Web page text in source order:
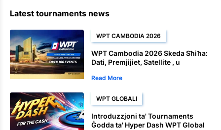
Latest tournaments news
WPT CAMBODIA 2026
WPT Cambodia 2026 Skeda Sħiħa:
Dati, Premjijiet, Satellite , u
Read More
WPT GLOBALI
Introduzzjoni ta' Tournaments
Ġodda ta' Hyper Dash WPT Global